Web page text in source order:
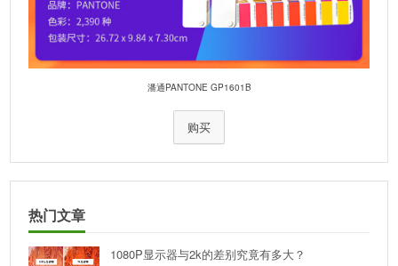
潘通PANTONE GP1601B
购买
热门文章
1080P显示器与2k的差别究竟有多大？